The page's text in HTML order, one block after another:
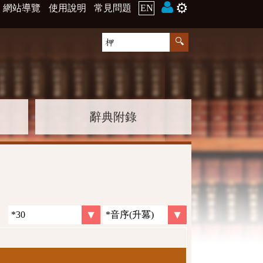
網站導覽 使用說明 常見問題 EN ⚙️
辭典附錄